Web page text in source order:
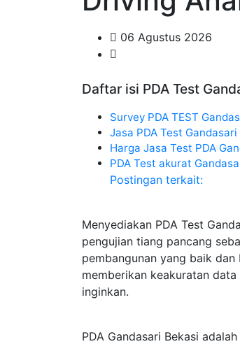
06 Agustus 2026
Daftar isi PDA Test
Survey PDA TEST
Jasa PDA Test Gandasari
Harga Jasa Test PDA
PDA Test akurat
Postingan terkait:
Menyediakan PDA Test
pengujian tiang pancang
pembangunan yang baik
memberikan keakuratan
inginkan.
PDA Gandasari Bekasi